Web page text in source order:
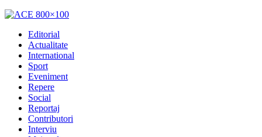
Editorial
Actualitate
International
Sport
Eveniment
Repere
Social
Reportaj
Contributori
Interviu